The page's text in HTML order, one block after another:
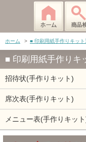
ホーム > ■ 印刷用紙手作りキット
■ 印刷用紙手作りキ
招待状(手作りキット)
席次表(手作りキット)
メニュー表(手作りキッ